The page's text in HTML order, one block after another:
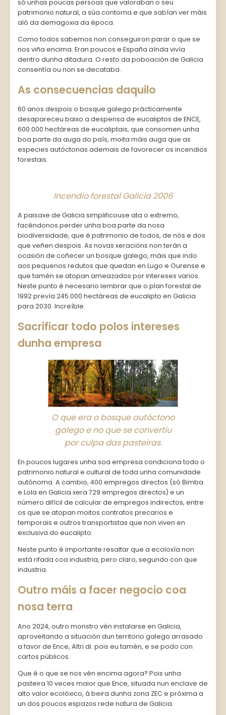
só unhas poucas persoas que valoraban o seu
patrimonio natural, a súa contorna e que sabían ver máis
aló da demagoxia da época.
Como todos sabemos non conseguiron parar o que se
nos viña encima. Eran poucos e España aínda vivía
dentro dunha ditadura. O resto da poboación de Galicia
consentía ou non se decataba.
As consecuencias daquilo
60 anos despois o bosque galego prácticamente
desapareceu baixo a despensa de eucaliptos de ENCE,
600.000 hectáreas de eucaliptais, que consomen unha
boa parte da auga do país, moita máis auga que as
especies autóctonas ademais de favorecer os incendios
forestais.
Incendio forestal Galicia 2006
A paisaxe de Galicia simplificouse ata o extremo,
facéndonos perder unha boa parte da nosa
biodiversidade, que é patrimonio de todos, de nós e dos
que veñen despois. As novas xeracións non terán a
ocasión de coñecer un bosque galego, máis que indo
aos pequenos redutos que quedan en Lugo e Ourense e
que tamén se atopan ameazados por intereses varios.
Neste punto é necesario lembrar que o plan forestal de
1992 prevía 245.000 hectáreas de eucalipto en Galicia
para 2030. Increíble.
Sacrificar todo polos intereses
dunha empresa
O que era o bosque autóctono
galego e no que se convertiu
por culpa das pasteiras.
En poucos lugares unha soa empresa condiciona todo o
patrimonio natural e cultural de toda unha comunidade
autónoma. A cambio, 400 empregos directos (só Bimba
e Lola en Galicia xera 729 empregos directos) e un
número difícil de calcular de empregos indirectos, entre
os que se atopan moitos contratos precarios e
temporais e outros transportistas que non viven en
exclusiva do eucalipto.
Neste punto é importante resaltar que a ecoloxía non
está rifada coa industria, pero claro, segundo con que
industria.
Outro máis a facer negocio coa
nosa terra
Ano 2024, outro monstro vén instalarse en Galicia,
aproveitando a situación dun territorio galego arrasado
a favor de Ence, Altri di: pois eu tamén, e se podo con
cartos públicos.
Que é o que se nos vén encima agora? Pois unha
pasteira 10 veces maior que Ence, situada nun enclave de
alto valor ecolóxico, á beira dunha zona ZEC e próxima a
un dos poucos espazos rede natura de Galicia.